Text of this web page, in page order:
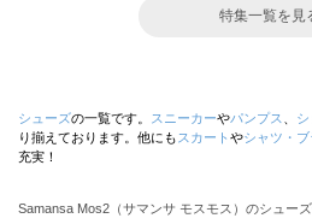
特集一覧を見
シューズの一覧です。 スニーカーやパンプス
り揃えております。他にも スカート やシャツ・ブ
充実！
Samansa Mos2（サマンサ モスモス）のシュー